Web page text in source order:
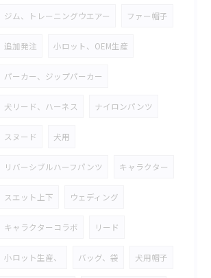
ジム、トレーニングウエアー ファー帽子
追加発注 小ロット、OEM生産
パーカー、ジップパーカー
犬リード、ハーネス ナイロンパンツ
スヌード 犬用
リバーシブルハーフパンツ キャラクター
スエット上下 ウェディング
キャラクターコラボ リード
小ロット生産、 バッグ、袋 犬用帽子